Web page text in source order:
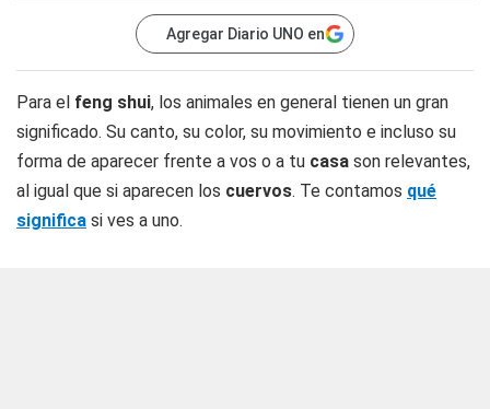
Agregar Diario UNO en
Para el feng shui, los animales en general tienen un gran
significado. Su canto, su color, su movimiento e incluso su
forma de aparecer frente a vos o a tu casa son relevantes,
al igual que si aparecen los cuervos. Te contamos qué
significa si ves a uno.